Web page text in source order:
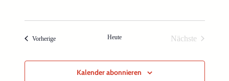
VorherigeVeranstaltungen Heute
Nächste
Kalender abonnieren